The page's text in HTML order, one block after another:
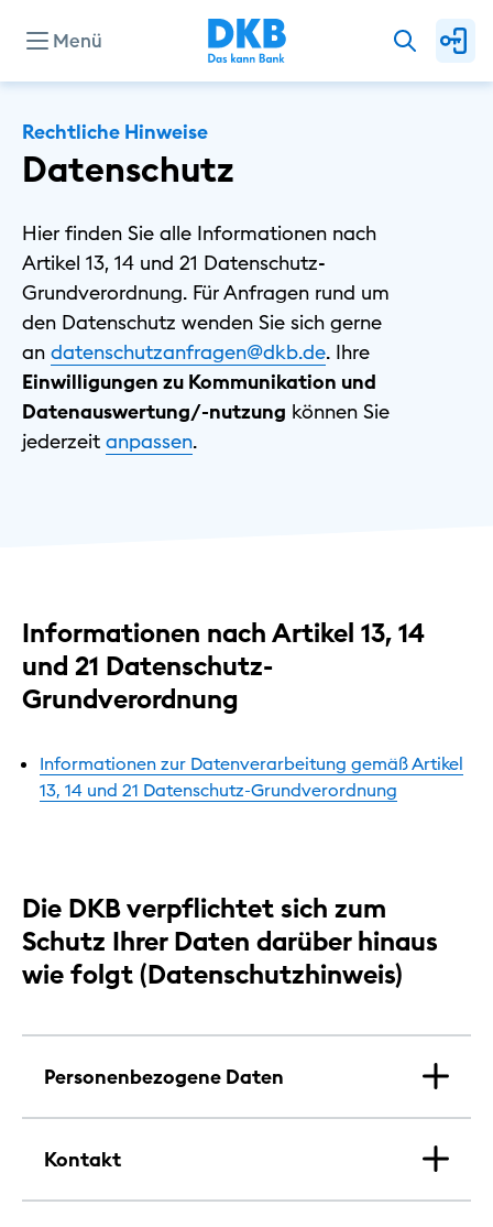
Menü
Unternehmen
Investor Relations
Privat
Geschäftlich
Nachhaltig
Rechtliche Hinweise
Datenschutz
Hier finden Sie alle Informationen nach
Artikel 13, 14 und 21 Datenschutz-
Grundverordnung. Für Anfragen rund um
den Datenschutz wenden Sie sich gerne
an datenschutzanfragen@dkb.de. Ihre
Einwilligungen zu Kommunikation und
Datenauswertung/-nutzung können Sie
⁠jederzeit ⁠anpassen.
Informationen nach Artikel 13, 14
und 21 Datenschutz-
Grundverordnung
Informationen zur Datenverarbeitung gemäß Artikel
13, 14 und 21 Datenschutz-Grundverordnung
Die DKB verpflichtet sich zum
Schutz Ihrer Daten darüber hinaus
wie folgt (Datenschutzhinweis)
Personenbezogene Daten
Kontakt